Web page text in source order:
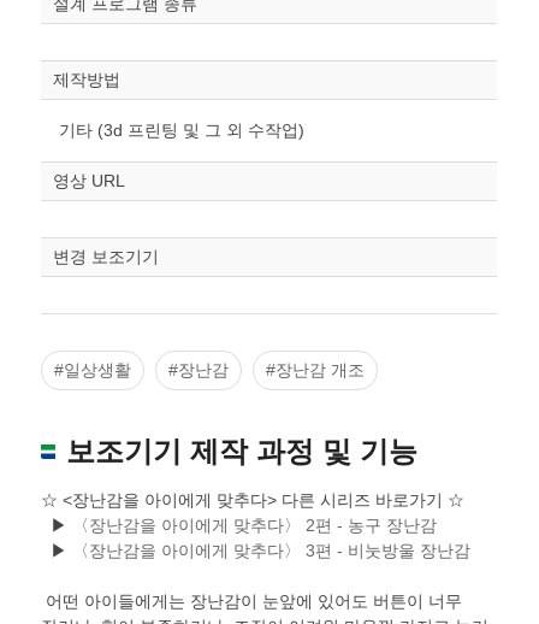
설계 프로그램 종류
제작방법
기타 (3d 프린팅 및 그 외 수작업)
영상 URL
변경 보조기기
#일상생활 #장난감 #장난감 개조
보조기기 제작 과정 및 기능
☆ <장난감을 아이에게 맞추다> 다른 시리즈 바로가기 ☆
▶
〈장난감을 아이에게 맞추다〉 2편 - 농구 장난감
▶
〈장난감을 아이에게 맞추다〉 3편 - 비눗방울 장난감
어떤 아이들에게는 장난감이 눈앞에 있어도 버튼이 너무